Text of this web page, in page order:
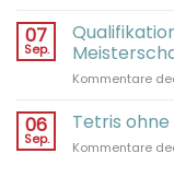
07
Sep.
Kommentare
06
Sep.
Tetris
Kommentare